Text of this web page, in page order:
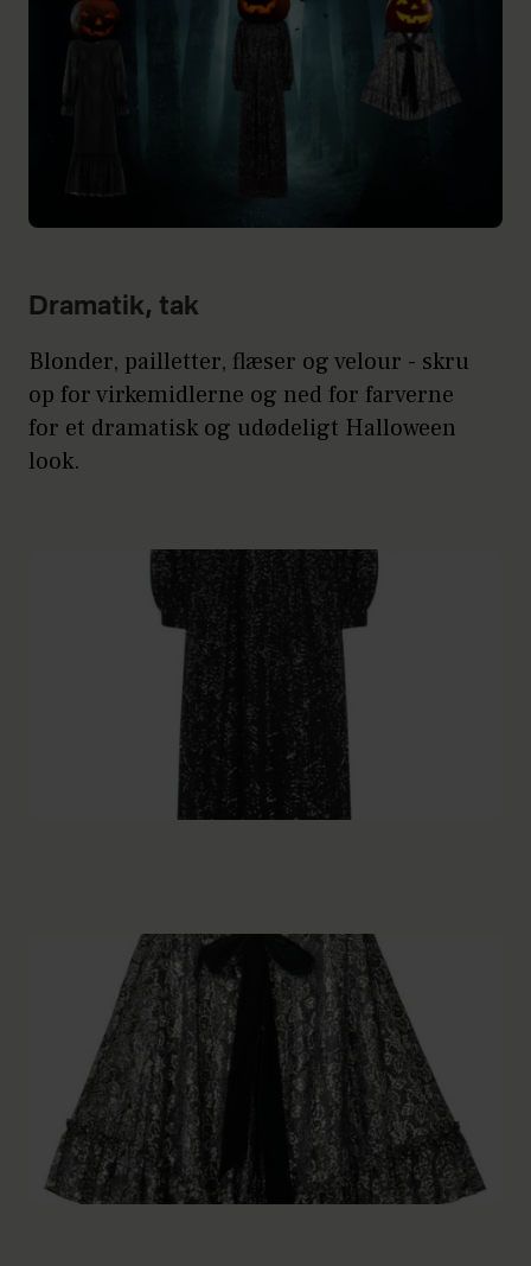
Dramatik, tak
Blonder, pailletter, flæser og velour - skru
op for virkemidlerne og ned for farverne
for et dramatisk og udødeligt Halloween
look.